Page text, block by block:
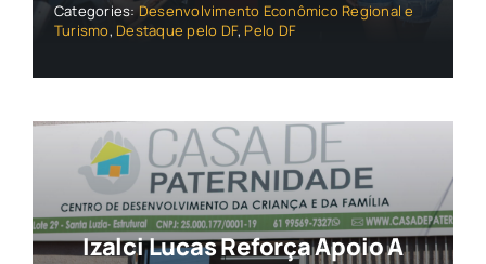
Categories: Desenvolvimento Econômico Regional e
Turismo, Destaque pelo DF, Pelo DF
Izalci Lucas Reforça Apoio A